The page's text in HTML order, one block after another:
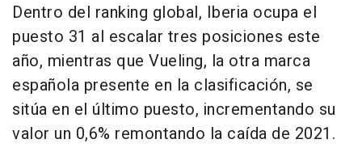
Dentro del ranking global, Iberia ocupa el
puesto 31 al escalar tres posiciones este
año, mientras que Vueling, la otra marca
española presente en la clasificación, se
sitúa en el último puesto, incrementando su
valor un 0,6% remontando la caída de 2021.